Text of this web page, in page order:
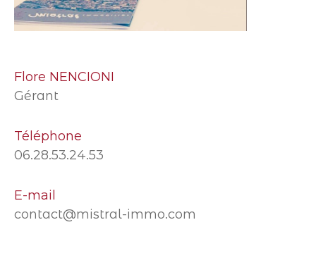
Flore NENCIONI
Gérant
Téléphone
06.28.53.24.53
E-mail
contact@mistral-immo.com